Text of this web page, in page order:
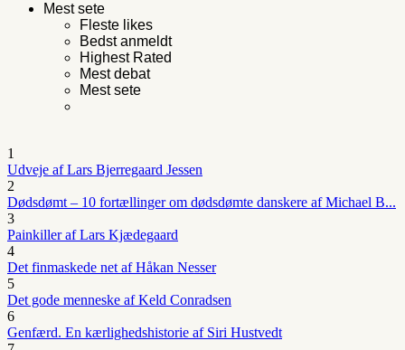
Mest sete
Fleste likes
Bedst anmeldt
Highest Rated
Mest debat
Mest sete
1
Udveje af Lars Bjerregaard Jessen
2
Dødsdømt – 10 fortællinger om dødsdømte danskere af Michael B...
3
Painkiller af Lars Kjædegaard
4
Det finmaskede net af Håkan Nesser
5
Det gode menneske af Keld Conradsen
6
Genfærd. En kærlighedshistorie af Siri Hustvedt